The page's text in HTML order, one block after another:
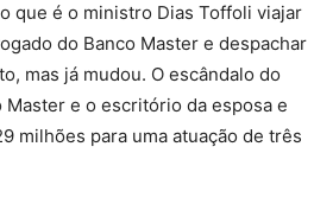
que é o ministro Dias Toffoli viajar
do Banco Master e despachar
mas já mudou. O escândalo do
e o escritório da esposa e
milhões para uma atuação de três